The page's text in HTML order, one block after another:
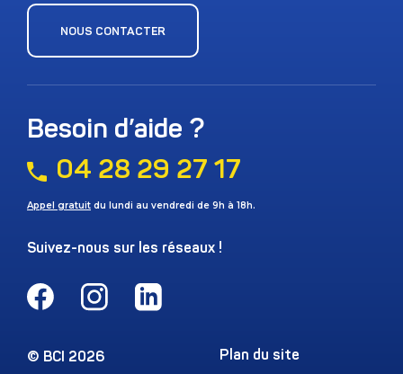
NOUS CONTACTER
Besoin d’aide ?
04 28 29 27 17
Appel gratuit du lundi au vendredi de 9h à 18h.
Suivez-nous sur les réseaux !
Facebook
Instagram
LinkedIn
© BCI 2026 Plan du site